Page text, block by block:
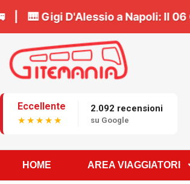
il tuo posto in bus 🚌 | 🎹
Eccellente
★★★★★
2.092 recensioni
su Google
HOME AREA VIAGGIATORI